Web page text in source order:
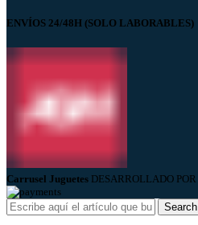
ENVÍOS 24/48H (SOLO LABORABLES)
Carrusel Juguetes DESARROLLADO POR
Search